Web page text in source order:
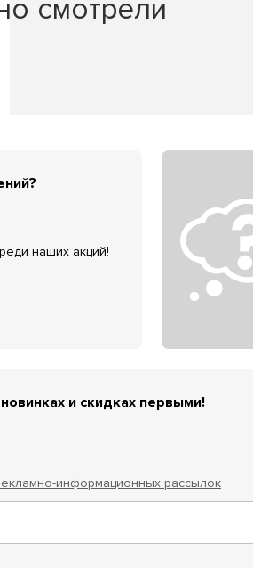
смотрели
наших акций!
и скидках первыми!
информационных рассылок